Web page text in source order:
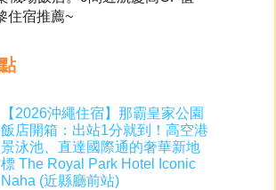
住宿推薦~
【2026沖繩住宿】那霸皇家公園
飯店開箱：出站1分就到！高空港
景泳池、直達國際通的奢華新地
標 The Royal Park Hotel Iconic
Naha (近縣廳前站)